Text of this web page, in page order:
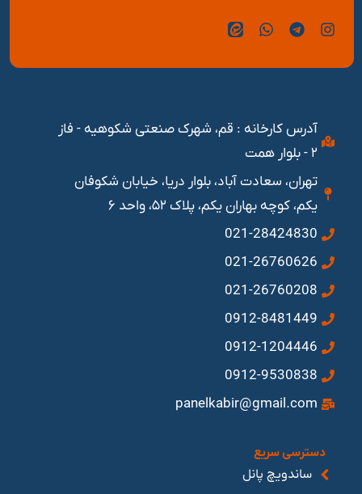
آدرس کارخانه : قم، شهرک صنعتی شکوهیه - فاز
۲ - بلوار همت
تهران، سعادت آباد، بلوار دریا، خیابان شکوفان
یکم، کوچه بهاران یکم، پلاک ۵۲، واحد ۶
021-28424830
021-26760626
021-26760208
0912-8481449
0912-1204446
0912-9530838
panelkabir@gmail.com
دسترسی سریع
ساندویچ پانل